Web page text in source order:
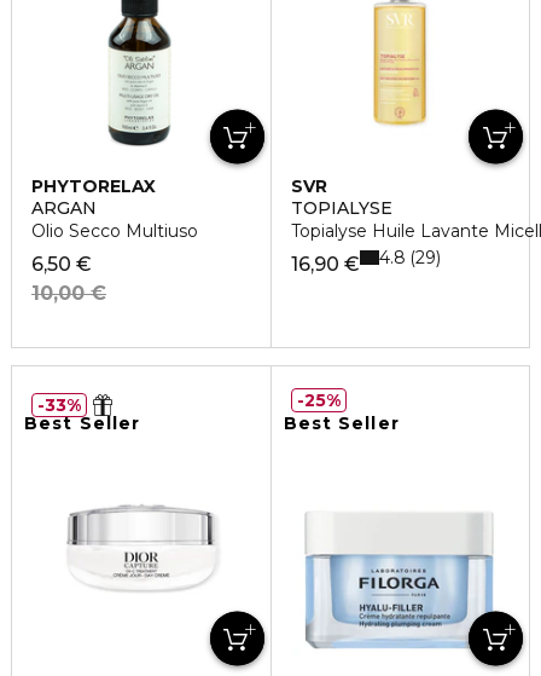
PHYTORELAX
ARGAN
Olio Secco Multiuso
6,50 €
10,00 €
SVR
TOPIALYSE
Topialyse Huile Lavante
16,90 € 4.8 29
Best Seller
33%
Best Seller
25%